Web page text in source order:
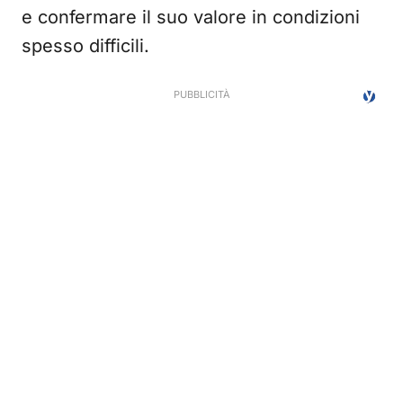
e confermare il suo valore in condizioni
spesso difficili.